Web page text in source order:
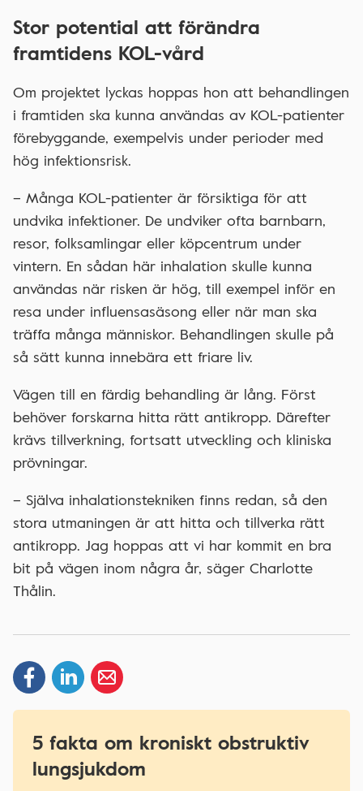
Stor potential att förändra
framtidens KOL-vård
Om projektet lyckas hoppas hon att behandlingen
i framtiden ska kunna användas av KOL-patienter
förebyggande, exempelvis under perioder med
hög infektionsrisk.
– Många KOL-patienter är försiktiga för att
undvika infektioner. De undviker ofta barnbarn,
resor, folksamlingar eller köpcentrum under
vintern. En sådan här inhalation skulle kunna
användas när risken är hög, till exempel inför en
resa under influensasäsong eller när man ska
träffa många människor. Behandlingen skulle på
så sätt kunna innebära ett friare liv.
Vägen till en färdig behandling är lång. Först
behöver forskarna hitta rätt antikropp. Därefter
krävs tillverkning, fortsatt utveckling och kliniska
prövningar.
– Själva inhalationstekniken finns redan, så den
stora utmaningen är att hitta och tillverka rätt
antikropp. Jag hoppas att vi har kommit en bra
bit på vägen inom några år, säger Charlotte
Thålin.
5 fakta om kroniskt obstruktiv
lungsjukdom